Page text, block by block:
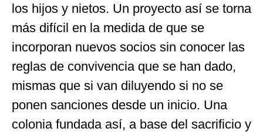
los hijos y nietos. Un proyecto así se torna
más difícil en la medida de que se
incorporan nuevos socios sin conocer las
reglas de convivencia que se han dado,
mismas que si van diluyendo si no se
ponen sanciones desde un inicio. Una
colonia fundada así, a base del sacrificio y